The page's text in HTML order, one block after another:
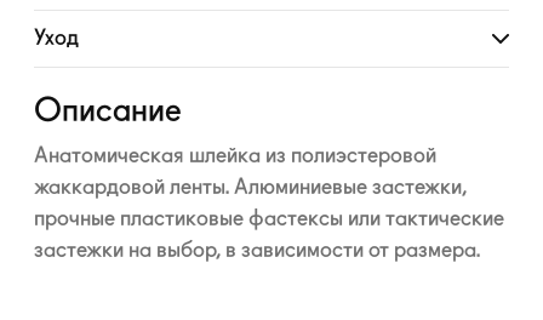
Развернуть
Уход
Развернуть
Описание
Анатомическая шлейка из полиэстеровой
жаккардовой ленты. Алюминиевые застежки,
прочные пластиковые фастексы или тактические
застежки на выбор, в зависимости от размера.